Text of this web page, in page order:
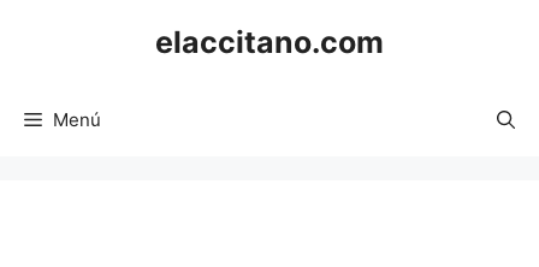
elaccitano.com
Menú